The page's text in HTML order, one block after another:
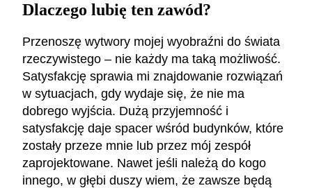
Dlaczego lubię ten zawód?
Przenoszę wytwory mojej wyobraźni do świata
rzeczywistego – nie każdy ma taką możliwość.
Satysfakcję sprawia mi znajdowanie rozwiązań
w sytuacjach, gdy wydaje się, że nie ma
dobrego wyjścia. Dużą przyjemność i
satysfakcję daje spacer wśród budynków, które
zostały przeze mnie lub przez mój zespół
zaprojektowane. Nawet jeśli należą do kogo
innego, w głębi duszy wiem, że zawsze będą